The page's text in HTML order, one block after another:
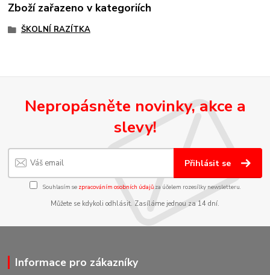
Zboží zařazeno v kategoriích
ŠKOLNÍ RAZÍTKA
Nepropásněte novinky, akce a
slevy!
Přihlásit se
Souhlasím se zpracováním osobních údajůza účelem rozesílky newsletteru.
Můžete se kdykoli odhlásit. Zasíláme jednou za 14 dní.
Informace pro zákazníky